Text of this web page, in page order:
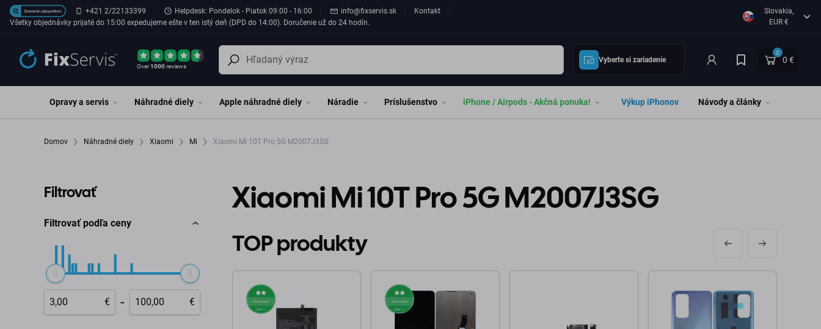
Preskočiť na hlavný obsah+421 2/22133399 Helpdesk: Pondelok - Piatok 09:00 - 16:00 info@fixservis.sk
Kontakt
Všetky objednávky prijaté do 15:00 expedujeme ešte v ten istý deň (DPD do 14:00). Doručenie už do 24 hodín.
Slovakia,
EUR €
Over1000reviews
Vyberte si zariadenie
0
0 €
Opravy a servis Náhradné diely Apple náhradné diely Náradie Príslušenstvo iPhone / Airpods - Akčná ponuka! Výkup iPhonov Návody a články
Domov Náhradné diely Xiaomi Mi Xiaomi Mi 10T Pro 5G M2007J3SG
Filtrovať
Filtrovať podľa ceny
€ - €
Xiaomi Mi 10T Pro 5G M2007J3SG
TOP produkty